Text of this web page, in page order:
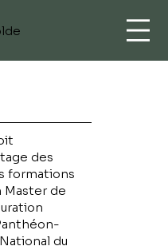
des
formations
de
du